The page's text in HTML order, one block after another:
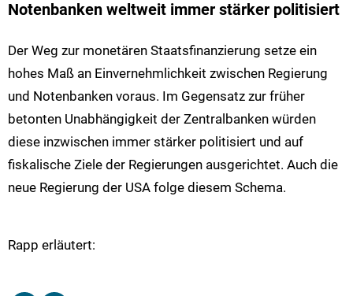
Notenbanken weltweit immer stärker politisiert
Der Weg zur monetären Staatsfinanzierung setze ein
hohes Maß an Einvernehmlichkeit zwischen Regierung
und Notenbanken voraus. Im Gegensatz zur früher
betonten Unabhängigkeit der Zentralbanken würden
diese inzwischen immer stärker politisiert und auf
fiskalische Ziele der Regierungen ausgerichtet. Auch die
neue Regierung der USA folge diesem Schema.
Rapp erläutert: